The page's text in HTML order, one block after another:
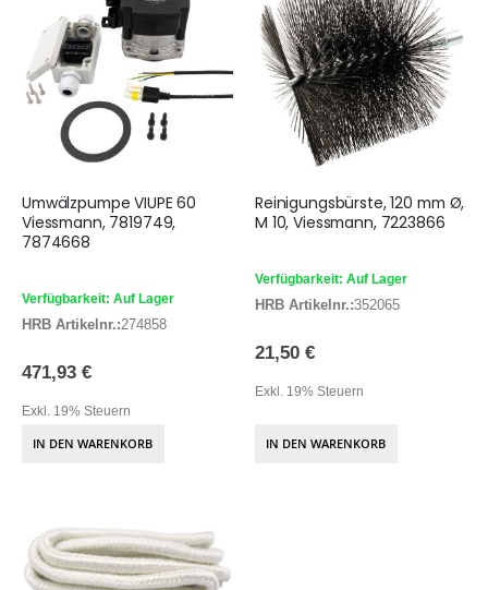
Umwälzpumpe VIUPE 60
Viessmann, 7819749,
7874668
Verfügbarkeit: Auf Lager
HRB Artikelnr.:274858
471,93 €
Exkl. 19% Steuern
IN DEN WARENKORB
Reinigungsbürste, 120 mm Ø,
M 10, Viessmann, 7223866
Verfügbarkeit: Auf Lager
HRB Artikelnr.:352065
21,50 €
Exkl. 19% Steuern
IN DEN WARENKORB